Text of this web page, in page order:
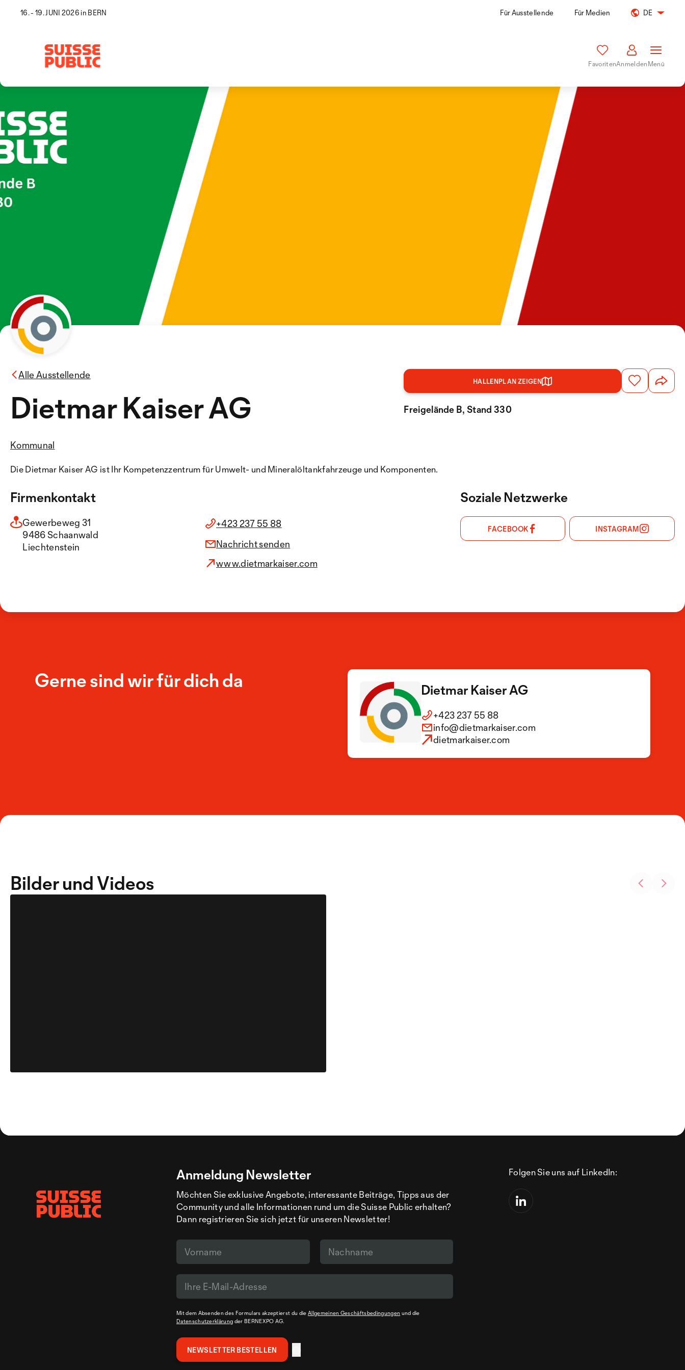
16. - 19. JUNI 2026 in BERN Für Ausstellende Für Medien DE
FavoritenAnmeldenMenü
Alle Ausstellende
Dietmar Kaiser AG
Kommunal
HALLENPLAN ZEIGEN
Freigelände B, Stand 330
Die Dietmar Kaiser AG ist Ihr Kompetenzzentrum für Umwelt- und Mineralöltankfahrzeuge und Komponenten.
Firmenkontakt
Gewerbeweg 31
9486 Schaanwald
Liechtenstein
+423 237 55 88
Nachricht senden
www.dietmarkaiser.com
Soziale Netzwerke
FACEBOOK INSTAGRAM
Gerne sind wir für dich da Dietmar Kaiser AG
+423 237 55 88
info@dietmarkaiser.com
dietmarkaiser.com
Bilder und Videos
Anmeldung Newsletter
Möchten Sie exklusive Angebote, interessante Beiträge, Tipps aus der
Community und alle Informationen rund um die Suisse Public erhalten?
Dann registrieren Sie sich jetzt für unseren Newsletter!
Mit dem Absenden des Formulars akzeptierst du die Allgemeinen Geschäftsbedingungen und die
Datenschutzerklärung der BERNEXPO AG.
Folgen Sie uns auf LinkedIn: